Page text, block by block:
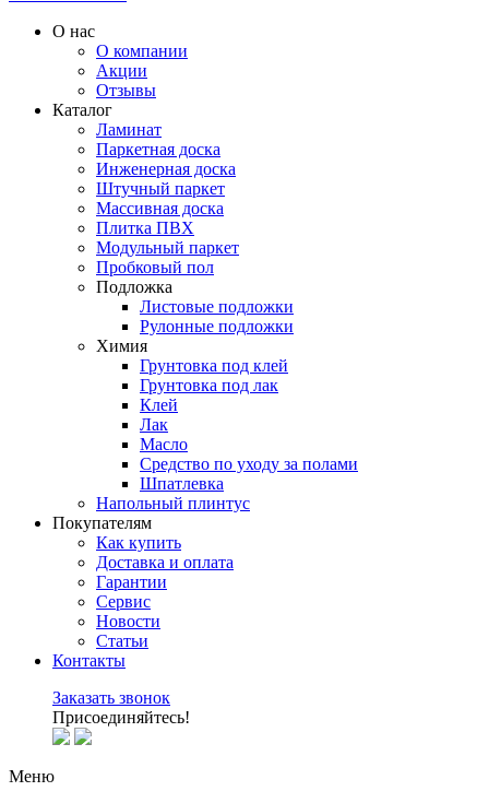
О нас
О компании
Акции
Отзывы
Каталог
Ламинат
Паркетная доска
Инженерная доска
Штучный паркет
Массивная доска
Плитка ПВХ
Модульный паркет
Пробковый пол
Подложка
Листовые подложки
Рулонные подложки
Химия
Грунтовка под клей
Грунтовка под лак
Клей
Лак
Масло
Средство по уходу за полами
Шпатлевка
Напольный плинтус
Покупателям
Как купить
Доставка и оплата
Гарантии
Сервис
Новости
Статьи
Контакты
Заказать звонок
Присоединяйтесь!
Меню